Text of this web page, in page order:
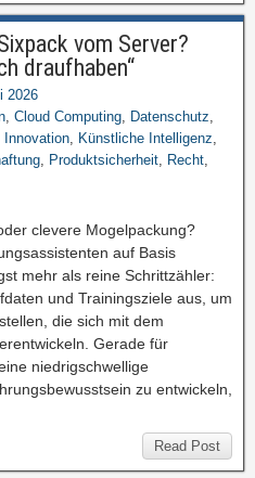
vom Server?
draufhaben“
2026
, Cloud Computing, Datenschutz,
Innovation, Künstliche Intelligenz,
, Produktsicherheit, Recht,
clevere Mogelpackung?
auf Basis
mehr als reine Schrittzähler:
und Trainingsziele aus, um
die sich mit dem
Gerade für
niedrigschwellige
zu entwickeln,
Read Post